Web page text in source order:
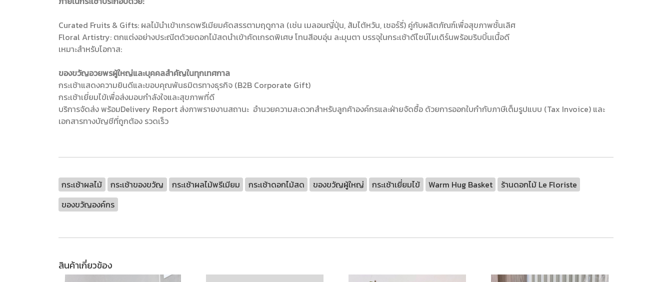
Curated Fruits & Gifts: ผลไม้นำเข้าเกรดพรีเมียมคัดสรรตามฤดูกาล (เช่น เมลอนญี่ปุ่น, ส้มไต้หวัน, เชอร์รี่) คู่กับผลิตภัณฑ์เพื่อสุขภาพชั้นเลิศ
Floral Artistry: ตกแต่งอย่างประณีตด้วยดอกไม้สดนำเข้าคัดเกรดพิเศษ โทนสีอบอุ่น ละมุนตา บรรจุในกระเช้าดีไซน์โมเดิร์นพร้อมริบบิ้นเนื้อดี
เหมาะสำหรับโอกาส:
ของขวัญอวยพรผู้ใหญ่และบุคคลสำคัญในทุกเทศกาล
กระเช้าแสดงความยินดีและขอบคุณพันธมิตรทางธุรกิจ (B2B Corporate Gift)
กระเช้าเยี่ยมไข้เพื่อส่งมอบกำลังใจและสุขภาพที่ดี
บริการจัดส่ง พร้อมDelivery Report ส่งภาพรายงานสถานะ อำนวยความสะดวกสำหรับลูกค้าองค์กรและฝ่ายจัดซื้อ ด้วยการออกใบกำกับภาษีเต็มรูปแบบ (Tax Invoice) และ
เอกสารทางบัญชีที่ถูกต้อง รวดเร็ว
กระเช้าผลไม้ กระเช้าของขวัญ กระเช้าผลไม้พรีเมียม กระเช้าดอกไม้สด ของขวัญผู้ใหญ่ กระเช้าเยี่ยมไข้ Warm Hug Basket
ร้านดอกไม้ Le Floriste
ของขวัญองค์กร
สินค้าเกี่ยวข้อง